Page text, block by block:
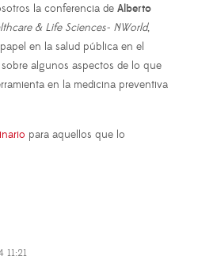
la conferencia de Alberto
& Life Sciences- NWorld,
en la salud pública en el
algunos aspectos de lo que
en la medicina preventiva
para aquellos que lo
11:21